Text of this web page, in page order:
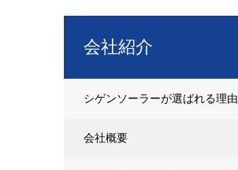
会社紹介
シゲンソーラーが選ばれる理由
会社概要